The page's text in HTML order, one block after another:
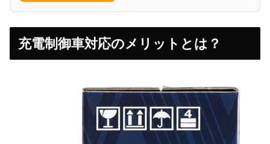
充電制御車対応のメリットとは？